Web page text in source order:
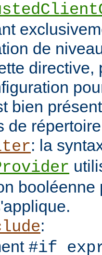
de
directive,
bien
de
: la
booléenne
:
#if